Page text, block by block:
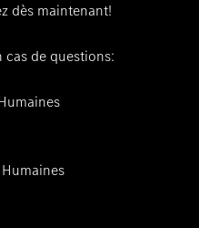
dès maintenant!
cas de questions: